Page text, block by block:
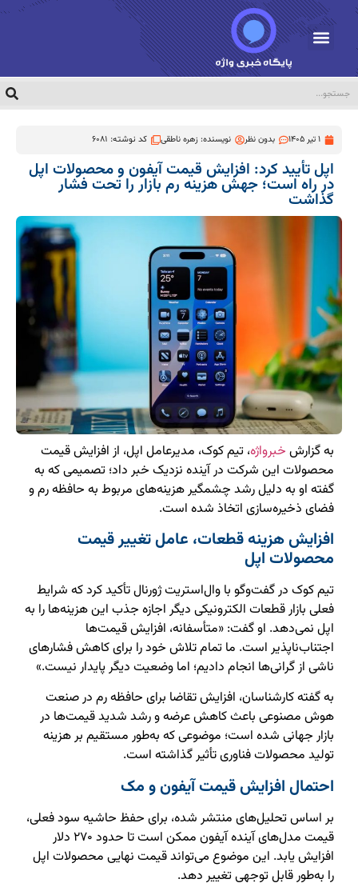
1 تیر 1405 بدون نظر نویسنده:زهره ناطقی کد نوشته: 6081
اپل تأیید کرد: افزایش قیمت آیفون و محصولات اپل
در راه است؛ جهش هزینه رم بازار را تحت فشار
گذاشت
به گزارش خبرواژه، تیم کوک، مدیرعامل اپل، از افزایش قیمت
محصولات این شرکت در آینده نزدیک خبر داد؛ تصمیمی که به
گفته او به دلیل رشد چشمگیر هزینه‌های مربوط به حافظه رم و
فضای ذخیره‌سازی اتخاذ شده است.
افزایش هزینه قطعات، عامل تغییر قیمت
محصولات اپل
تیم کوک در گفت‌وگو با وال‌استریت ژورنال تأکید کرد که شرایط
فعلی بازار قطعات الکترونیکی دیگر اجازه جذب این هزینه‌ها را به
اپل نمی‌دهد. او گفت: «متأسفانه، افزایش قیمت‌ها
اجتناب‌ناپذیر است. ما تمام تلاش خود را برای کاهش فشارهای
ناشی از گرانی‌ها انجام دادیم؛ اما وضعیت دیگر پایدار نیست.»
به گفته کارشناسان، افزایش تقاضا برای حافظه رم در صنعت
هوش مصنوعی باعث کاهش عرضه و رشد شدید قیمت‌ها در
بازار جهانی شده است؛ موضوعی که به‌طور مستقیم بر هزینه
تولید محصولات فناوری تأثیر گذاشته است.
احتمال افزایش قیمت آیفون و مک
بر اساس تحلیل‌های منتشر شده، برای حفظ حاشیه سود فعلی،
قیمت مدل‌های آینده آیفون ممکن است تا حدود ۲۷۰ دلار
افزایش یابد. این موضوع می‌تواند قیمت نهایی محصولات اپل
را به‌طور قابل توجهی تغییر دهد.